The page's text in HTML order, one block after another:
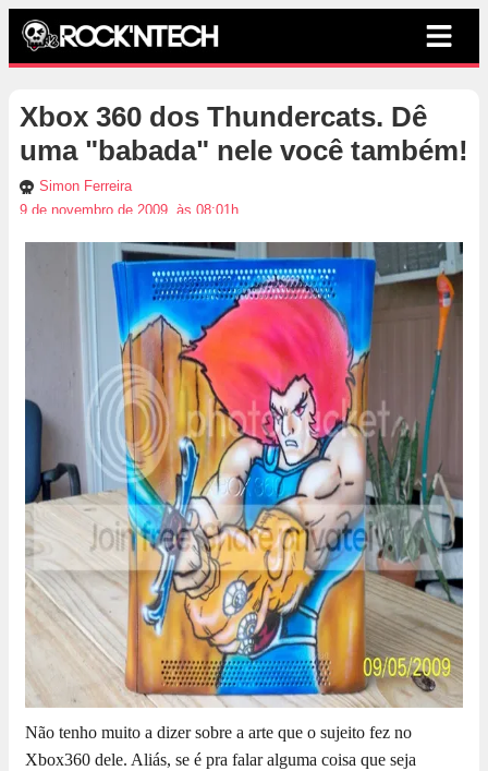
Xbox 360 dos Thundercats. Dê
uma "babada" nele você também!
Simon Ferreira
9 de novembro de 2009, às 08:01h
Não tenho muito a dizer sobre a arte que o sujeito fez no
Xbox360 dele. Aliás, se é pra falar alguma coisa que seja